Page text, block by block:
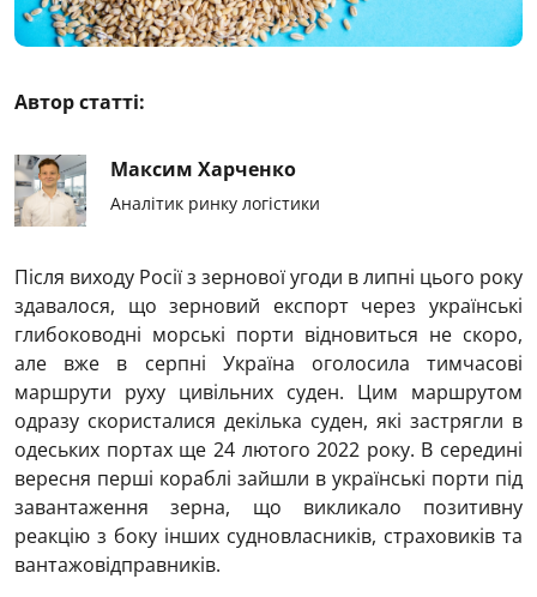
Автор статті:
Максим Харченко
Аналітик ринку логістики
Після виходу Росії з зернової угоди в липні цього року
здавалося, що зерновий експорт через українські
глибоководні морські порти відновиться не скоро,
але вже в серпні Україна оголосила тимчасові
маршрути руху цивільних суден. Цим маршрутом
одразу скористалися декілька суден, які застрягли в
одеських портах ще 24 лютого 2022 року. В середині
вересня перші кораблі зайшли в українські порти під
завантаження зерна, що викликало позитивну
реакцію з боку інших судновласників, страховиків та
вантажовідправників.